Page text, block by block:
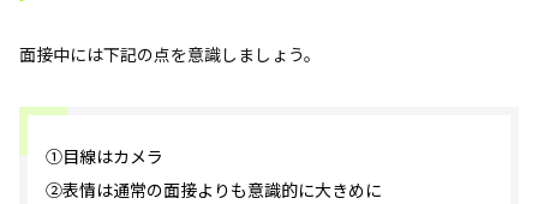
面接中には下記の点を意識しましょう。
①目線はカメラ
②表情は通常の面接よりも意識的に大きめに